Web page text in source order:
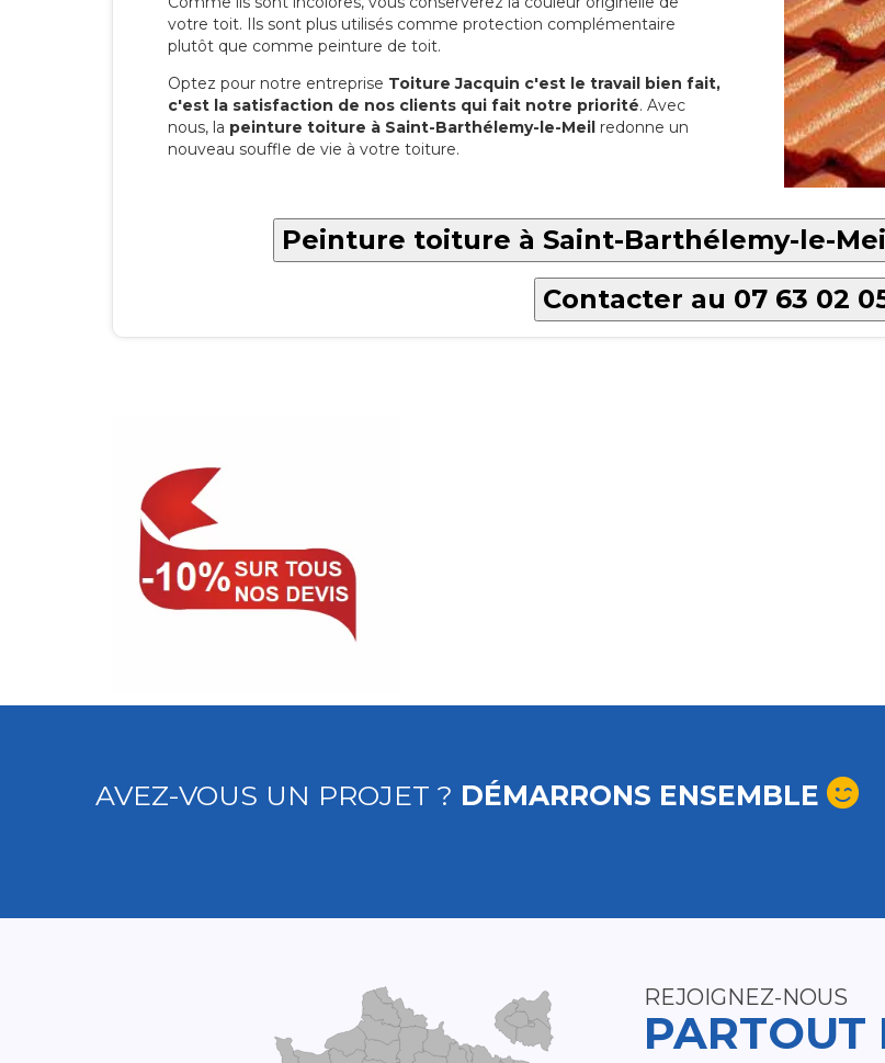
votre toit. Ils sont plus utilisés comme protection complémentaire
plutôt que comme peinture de toit.
Optez pour notre entreprise Toiture Jacquin c'est le travail bien fait,
c'est la satisfaction de nos clients qui fait notre priorité. Avec
nous, la peinture toiture à Saint-Barthélemy-le-Meil redonne un
nouveau souffle de vie à votre toiture.
Peinture toiture à Saint-Barthélemy-le-
Contacter au 07 63 02
AVEZ-VOUS UN PROJET ? DÉMARRONS ENSEMBLE
REJOIGNEZ-NOUS
PARTOUT